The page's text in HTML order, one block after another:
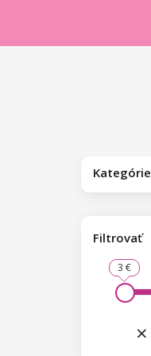
Kategórie
Filtrovať
3 €